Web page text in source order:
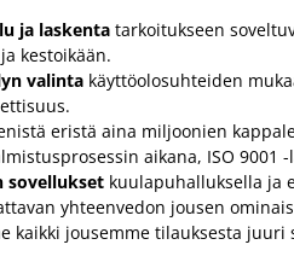
ja laskenta tarkoitukseen
kestoikään.
valinta käyttöolosuhteiden
eristä aina miljoonien
aikana, ISO
sovellukset kuulapuhalluksella ja
yhteenvedon jousen
kaikki jousemme tilauksesta